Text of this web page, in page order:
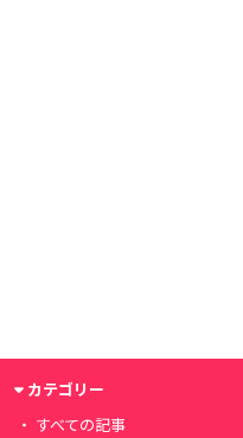
カテゴリー
すべての記事